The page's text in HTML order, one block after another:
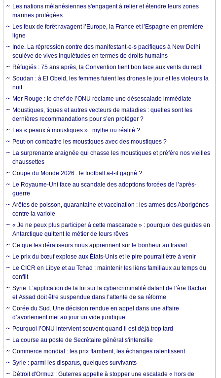
Les nations mélanésiennes s'engagent à relier et étendre leurs zones
marines protégées
Les feux de forêt ravagent l’Europe, la France et l’Espagne en première
ligne
Inde. La répression contre des manifestant·e·s pacifiques à New Delhi
soulève de vives inquiétudes en termes de droits humains
Réfugiés : 75 ans après, la Convention tient bon face aux vents du repli
Soudan : à El Obeid, les femmes fuient les drones le jour et les violeurs la
nuit
Mer Rouge : le chef de l’ONU réclame une désescalade immédiate
Moustiques, tiques et autres vecteurs de maladies : quelles sont les
dernières recommandations pour s’en protéger ?
Les « peaux à moustiques » : mythe ou réalité ?
Peut-on combattre les moustiques avec des moustiques ?
La surprenante araignée qui chasse les moustiques et préfère nos vieilles
chaussettes
Coupe du Monde 2026 : le football a-t-il gagné ?
Le Royaume-Uni face au scandale des adoptions forcées de l’après-
guerre
Arêtes de poisson, quarantaine et vaccination : les armes des Aborigènes
contre la variole
« Je ne peux plus participer à cette mascarade » : pourquoi des guides en
Antarctique quittent le métier de leurs rêves
Ce que les dératiseurs nous apprennent sur le bonheur au travail
Le prix du bœuf explose aux États-Unis et le pire pourrait être à venir
Le CICR en Libye et au Tchad : maintenir les liens familiaux au temps du
conflit
Syrie. L’application de la loi sur la cybercriminalité datant de l’ère Bachar
el Assad doit être suspendue dans l’attente de sa réforme
Corée du Sud. Une décision rendue en appel dans une affaire
d’avortement met au jour un vide juridique
Pourquoi l’ONU intervient souvent quand il est déjà trop tard
La course au poste de Secrétaire général s'intensifie
Commerce mondial : les prix flambent, les échanges ralentissent
Syrie : parmi les disparus, quelques survivants
Détroit d'Ormuz : Guterres appelle à stopper une escalade « hors de